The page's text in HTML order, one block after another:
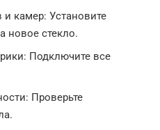
и камер: Установите
новое стекло.
Подключите все
Проверьте